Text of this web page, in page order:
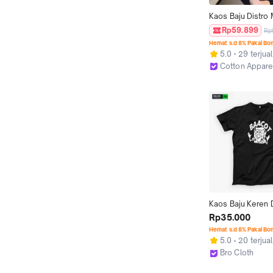
Kaos Baju Distro
Motif 'CATS KID
Original Premium
Unisex Katun
Cowok Pasangan
Atasan Keren
Panjang Wanita
Rp59.899
Hemat s.d 8% Pakai
5.0
29 terjual
Cotton
Kaos Baju Keren
Atasan laki
Wanita Cewek
Dewasa Kekinian
Murah BAACOT
SPONGEBOB
Rp35.000
Hemat s.d 8% Pakai
5.0
20 terjual
Bro Cloth